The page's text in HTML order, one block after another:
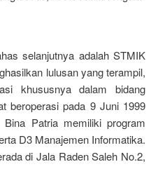
selanjutnya adalah STMIK
lulusan yang terampil,
khususnya dalam bidang
beroperasi pada 9 Juni 1999
Patria memiliki program
D3 Manajemen Informatika.
di Jala Raden Saleh No.2,